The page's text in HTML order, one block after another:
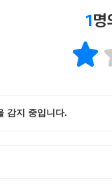
1명
감지 중입니다.